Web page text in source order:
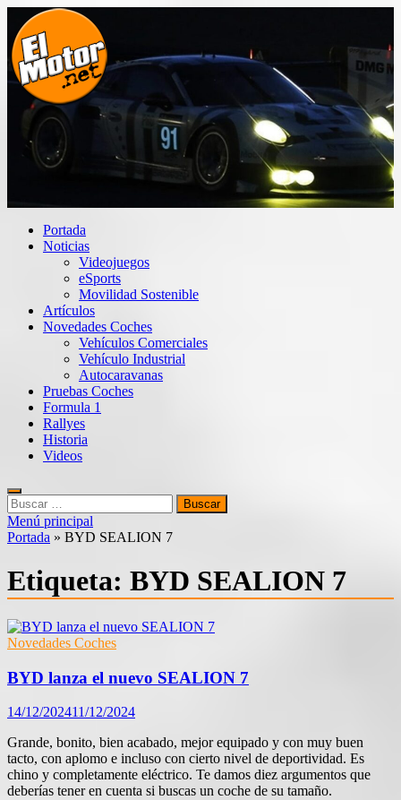
Saltar
contenido
El Motor punto Net
Información sobre novedades y pruebas de Automóviles
Portada
Noticias
Videojuegos
eSports
Movilidad Sostenible
Artículos
Novedades Coches
Vehículos Comerciales
Vehículo Industrial
Autocaravanas
Pruebas Coches
Formula 1
Rallyes
Historia
Videos
Buscar:
Menú principal
Portada » BYD SEALION 7
Etiqueta: BYD SEALION 7
Novedades Coches
BYD lanza el nuevo SEALION 7
14/12/202411/12/2024
Grande, bonito, bien acabado, mejor equipado y con muy buen
tacto, con aplomo e incluso con cierto nivel de deportividad. Es
chino y completamente eléctrico. Te damos diez argumentos que
deberías tener en cuenta si buscas un coche de su tamaño.